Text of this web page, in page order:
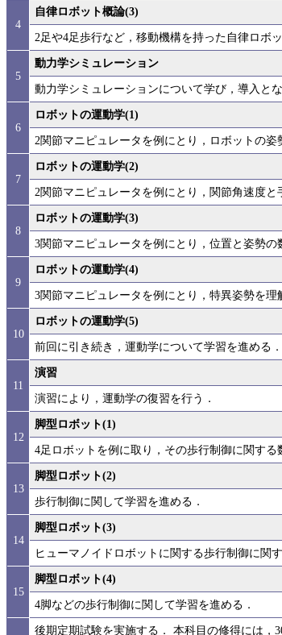
4
自律ロボット概論(3)
2足や4足歩行など，移動機構を持った自律ロボ
5
動力学シミュレーション
動力学シミュレーションについて学び，導入と
6
ロボットの運動学(1)
2関節マニピュレータを例にとり，ロボットの姿
7
ロボットの運動学(2)
2関節マニピュレータを例にとり，関節角速度と
8
ロボットの運動学(3)
3関節マニピュレータを例にとり，位置と姿勢の
9
ロボットの運動学(4)
3関節マニピュレータを例にとり，特異姿勢を理
10
ロボットの運動学(5)
前回に引き続き，運動学について学習を進める．
11
演習
演習により，運動学の復習を行う．
12
脚型ロボット(1)
4足ロボットを例に取り，その歩行制御に関する
13
脚型ロボット(2)
歩行制御に関して学習を進める．
14
脚型ロボット(3)
ヒューマノイドロボットに関する歩行制御に関
15
脚型ロボット(4)
4脚などの歩行制御に関して学習を進める．
後期定期試験を実施する． 本科目の修得には，